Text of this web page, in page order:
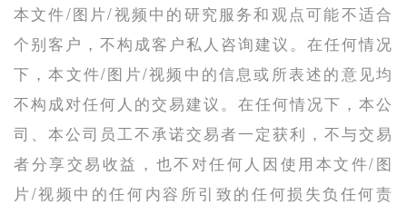
本文件/图片/视频中的研究服务和观点可能不适合
个别客户，不构成客户私人咨询建议。在任何情况
下，本文件/图片/视频中的信息或所表述的意见均
不构成对任何人的交易建议。在任何情况下，本公
司、本公司员工不承诺交易者一定获利，不与交易
者分享交易收益，也不对任何人因使用本文件/图
片/视频中的任何内容所引致的任何损失负任何责